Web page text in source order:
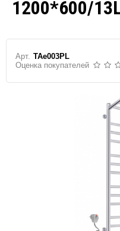
1200*600/
Арт. ТАе003PL
Оценка покупателей